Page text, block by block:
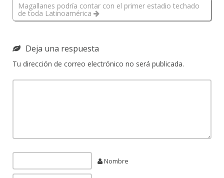
Magallanes podría contar con el primer estadio techado
de toda Latinoamérica
Deja una respuesta
Tu dirección de correo electrónico no será publicada.
Nombre